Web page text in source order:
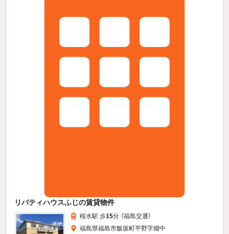
リバティハウスふじの賃貸物件
桜水駅 歩15分 （福島交通）
福島県福島市飯坂町平野字畑中